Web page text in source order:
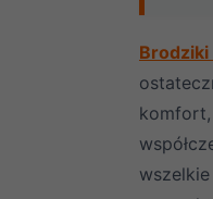
Brodziki